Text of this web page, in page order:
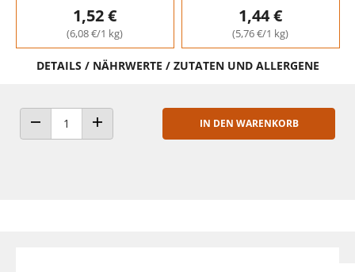
1,52 €
(6,08 €/1 kg)
1,44 €
(5,76 €/1 kg)
DETAILS / NÄHRWERTE / ZUTATEN UND ALLERGENE
ANZAHL VERRINGERNANZAHL ERHÖHEN
IN DEN WARENKORB